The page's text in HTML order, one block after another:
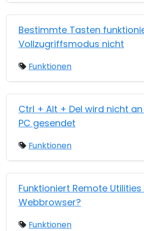
Bestimmte Tasten
Vollzugriffsmodus nicht
Funktionen
Ctrl + Alt + Del wird nicht
PC gesendet
Funktionen
Funktioniert Remote
Webbrowser?
Funktionen